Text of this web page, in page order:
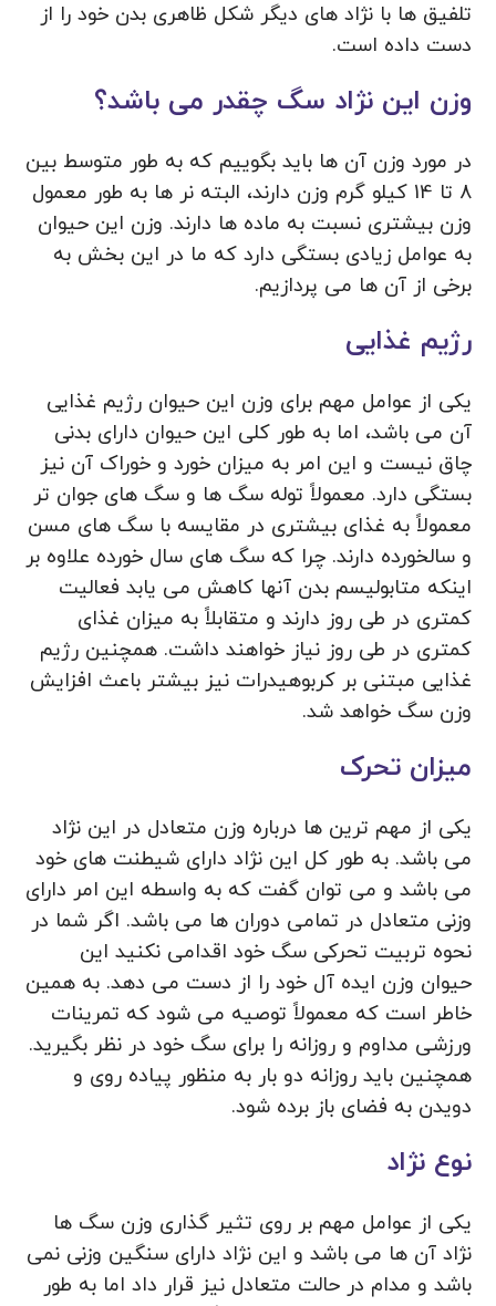
تلفیق ها با نژاد های دیگر شکل ظاهری بدن خود را از
دست داده است.
وزن این نژاد سگ چقدر می باشد؟
در مورد وزن آن ها باید بگوییم که به طور متوسط بین
8 تا 14 کیلو گرم وزن دارند، البته نر ها به طور معمول
وزن بیشتری نسبت به ماده‌ ها دارند. وزن این حیوان
به عوامل زیادی بستگی دارد که ما در این بخش به
برخی از آن ها می پردازیم.
رژیم غذایی
یکی از عوامل مهم برای وزن این حیوان رژیم غذایی
آن می باشد، اما به طور کلی این حیوان دارای بدنی
چاق نیست و این امر به میزان خورد و خوراک آن نیز
بستگی دارد. معمولاً توله سگ‌ ها و سگ ‌های جوان ‌تر
معمولاً به غذای بیشتری در مقایسه با سگ‌ های مسن
و سالخورده دارند. چرا که سگ ‌های سال خورده علاوه بر
اینکه متابولیسم بدن آنها کاهش می ‌یابد فعالیت
کمتری در طی روز دارند و متقابلاً به میزان غذای
کمتری در طی روز نیاز خواهند داشت. همچنین رژیم
غذایی مبتنی بر کربوهیدرات نیز بیشتر باعث افزایش
وزن سگ خواهد شد.
میزان تحرک
یکی از مهم ترین ها درباره وزن متعادل در این نژاد
می باشد. به طور کل این نژاد دارای شیطنت های خود
می باشد و می توان گفت که به واسطه این امر دارای
وزنی متعادل در تمامی دوران ها می باشد. اگر شما در
نحوه تربیت تحرکی سگ خود اقدامی نکنید این
حیوان وزن ایده آل خود را از دست می دهد. به همین
خاطر است که معمولاً توصیه می‌ شود که تمرینات
ورزشی مداوم و روزانه را برای سگ خود در نظر بگیرید.
همچنین باید روزانه دو بار به منظور پیاده ‌روی و
دویدن به فضای باز برده شود.
نوع نژاد
یکی از عوامل مهم بر روی تثیر گذاری وزن سگ ها
نژاد آن ها می باشد و این نژاد دارای سنگین وزنی نمی
باشد و مدام در حالت متعادل نیز قرار داد اما به طور